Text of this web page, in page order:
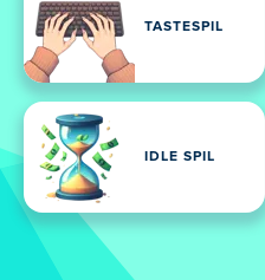
TASTESPIL
IDLE SPIL